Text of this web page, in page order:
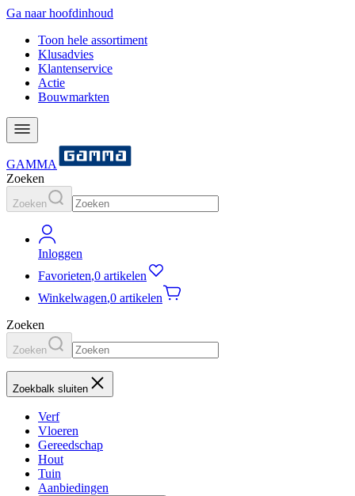
Ga naar hoofdinhoud
Toon hele assortiment
Klusadvies
Klantenservice
Actie
Bouwmarkten
GAMMA
Zoeken
Zoeken
Inloggen
Favorieten,0 artikelen
Winkelwagen,0 artikelen
Zoeken
Zoeken
Zoekbalk sluiten
Verf
Vloeren
Gereedschap
Hout
Tuin
Aanbiedingen